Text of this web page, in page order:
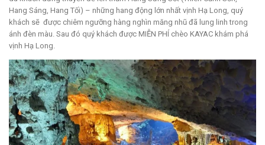
Hang Sáng, Hang Tối) – những hang động lớn nhất vịnh Hạ Long, quý
khách sẽ được chiêm ngưỡng hàng nghìn măng nhũ đã lung linh trong
ánh đèn màu. Sau đó quý khách được MIỄN PHÍ chèo KAYAC khám phá
vịnh Hạ Long.